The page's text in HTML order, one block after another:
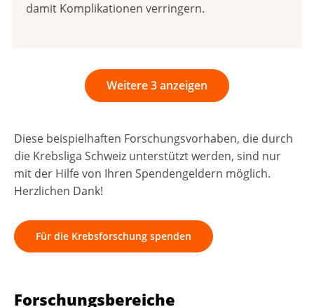
damit Komplikationen verringern.
Weitere 3 anzeigen
Diese beispielhaften Forschungsvorhaben, die durch
die Krebsliga Schweiz unterstützt werden, sind nur
mit der Hilfe von Ihren Spendengeldern möglich.
Herzlichen Dank!
Für die Krebsforschung spenden
Forschungsbereiche